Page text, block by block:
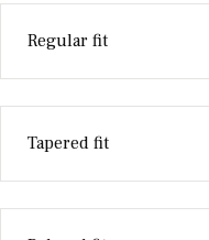
Regular fit
Tapered fit